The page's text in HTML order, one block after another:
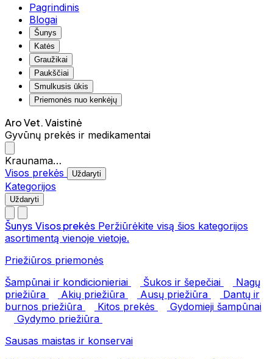
Pagrindinis
Blogai
Šunys
Katės
Graužikai
Paukščiai
Smulkusis ūkis
Priemonės nuo kenkėjų
Aro Vet. Vaistinė
Gyvūnų prekės ir medikamentai
Kraunama…
Visos prekės
Uždaryti
Kategorijos
Uždaryti
Šunys Visos prekės Peržiūrėkite visą šios kategorijos
asortimentą vienoje vietoje.
Priežiūros priemonės
Šampūnai ir kondicionieriai
Šukos ir šepečiai
Nagų
priežiūra
Akių priežiūra Ausų priežiūra
Dantų ir
burnos priežiūra
Kitos prekės
Gydomieji šampūnai
Gydymo priežiūra
Sausas maistas ir konservai